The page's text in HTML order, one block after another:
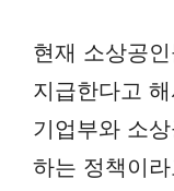
현재 소상공
지급한다고
기업부와 소
하는 정책이